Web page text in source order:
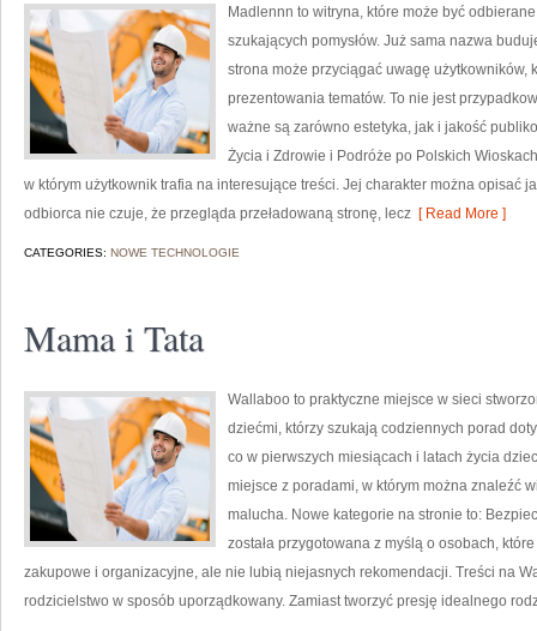
Madlennn to witryna, które może być
szukających pomysłów. Już sama nazwa
strona może przyciągać uwagę
prezentowania tematów. To nie jest
ważne są zarówno estetyka, jak i jakość
Życia i Zdrowie i Podróże po Polskich
w którym użytkownik trafia na interesujące treści. Jej charakter można opisać
odbiorca nie czuje, że przegląda przeładowaną stronę, lecz [ Read More ]
CATEGORIES: NOWE TECHNOLOGIE
Mama i Tata
Wallaboo to praktyczne miejsce w sieci
dziećmi, którzy szukają codziennych porad
co w pierwszych miesiącach i latach życia
miejsce z poradami, w którym można znaleźć
malucha. Nowe kategorie na stronie to:
została przygotowana z myślą o osobach,
zakupowe i organizacyjne, ale nie lubią niejasnych rekomendacji. Treści na
rodzicielstwo w sposób uporządkowany. Zamiast tworzyć presję idealnego